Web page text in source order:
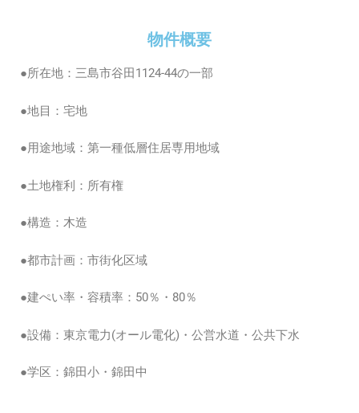
物件概要
●所在地：三島市谷田1124-44の一部
●地目：宅地
●用途地域：第一種低層住居専用地域
●土地権利：所有権
●構造：木造
●都市計画：市街化区域
●建ぺい率・容積率：50％・80％
●設備：東京電力(オール電化)・公営水道・公共下水
●学区：錦田小・錦田中